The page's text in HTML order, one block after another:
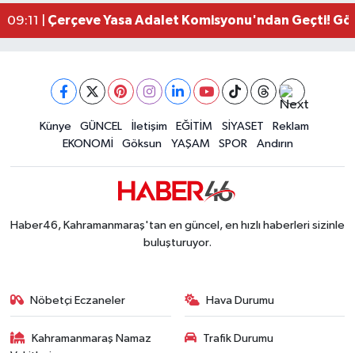
09:11 | Çerçeve Yasa Adalet Komisyonu'ndan Geçti!
09:04 |Kahramanmaraş'taki Okul Saldırısı TBMM
Kahramanmaraş'ta Pusula Maraş Eğitim
Kahramanmaraş'ta Tarım İçin Su Seferberliği
20:02 |Kahramanmaraş'ta 5 Kilometrelik Yolda Sıcak
Künye GÜNCEL İletişim EĞİTİM SİYASET
Reklam
EKONOMİ
Göksun YAŞAM SPOR Andırın
Haber46, Kahramanmaraş'tan en güncel, en hızlı haberleri sizinle
buluşturuyor.
Nöbetçi Eczaneler Hava Durumu
Kahramanmaraş Namaz
Trafik Durumu